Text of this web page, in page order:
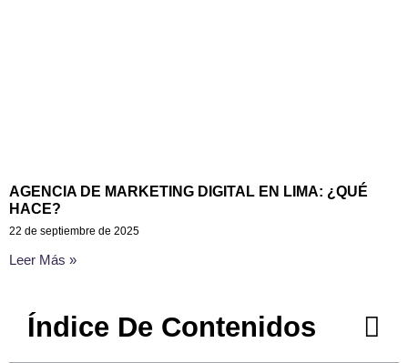
AGENCIA DE MARKETING DIGITAL EN LIMA: ¿QUÉ
HACE?
22 de septiembre de 2025
Leer Más »
Índice De Contenidos